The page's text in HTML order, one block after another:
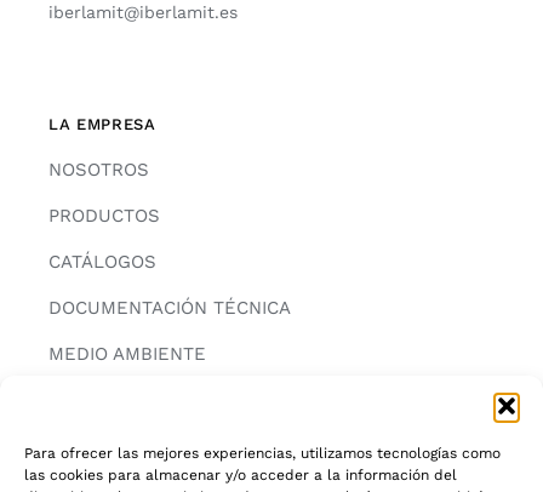
Para ofrecer las mejores experiencias, utilizamos tecnologías como
las cookies para almacenar y/o acceder a la información del
iberlamit@iberlamit.es
LA EMPRESA
NOSOTROS
PRODUCTOS
CATÁLOGOS
DOCUMENTACIÓN TÉCNICA
MEDIO AMBIENTE